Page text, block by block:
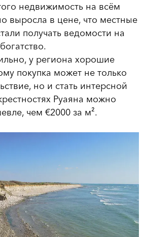
недвижимость на всём
выросла в цене, что местные
получать ведомости на
у региона хорошие
покупка может не только
но и стать интерсной
Руаяна можно
чем €2000 за м².